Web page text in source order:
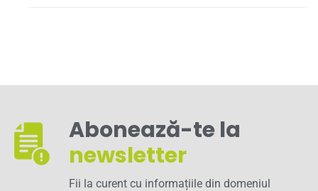
Abonează-te la
newsletter
Fii la curent cu informațiile din domeniul